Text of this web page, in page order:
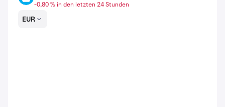
-0,80 % in den letzten 24 Stunden
EUR